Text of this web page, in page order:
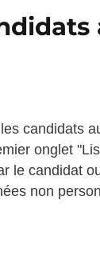
candidats
onglet
le candidat
non